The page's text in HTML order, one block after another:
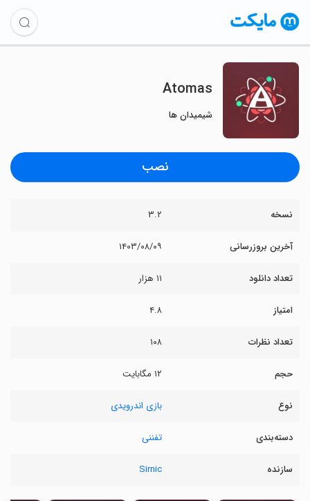
Atomas
شیمیدان ها
نصب
نسخه ۳.۲
آخرین بروزرسانی ۱۴۰۳/۰۸/۰۹
تعداد دانلود ۱۱ هزار
امتیاز ۴.۸
تعداد نظرات ۱۰۸
حجم ۱۲ مگابایت
نوع بازی اندرویدی
دسته‌بندی تفننی
سازنده Sirnic